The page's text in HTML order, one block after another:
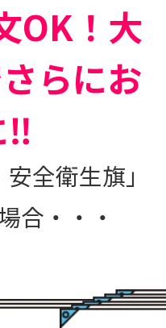
OK！大
らにお
‼
全衛生旗」
合・・・